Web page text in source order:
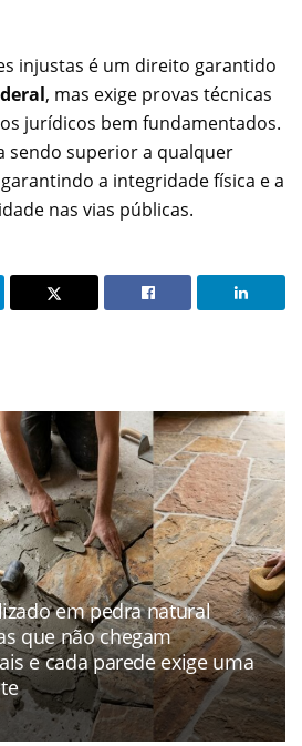
injustas é um direito garantido
, mas exige provas técnicas
jurídicos bem fundamentados.
sendo superior a qualquer
a integridade física e a
nas vias públicas.
em pedra natural
que não chegam
e cada parede exige uma